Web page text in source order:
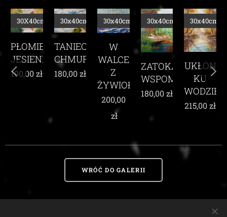
PŁOMIEŃ
JESIENI
30X40cm
190,00zł
TANIEC
CHMUR
30x40cm
180,00zł
W
WALCE
Z
ŻYWIOŁEM
30x40cm
200,00
zł
ZATOKA
WSPOMNIEŃ
30x40cm
180,00zł
UKŁON
KU
WODZIE
30x40cm
215,00zł
WRÓĆ DO GALERII